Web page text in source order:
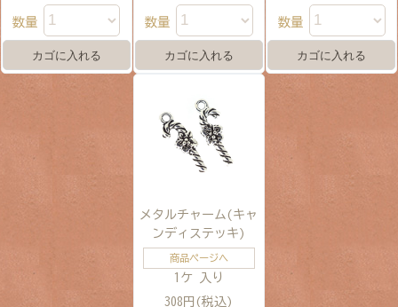
数量 数量 数量
メタルチャーム(キャ
ンディステッキ)
商品ページへ
1ケ 入り
308円(税込)